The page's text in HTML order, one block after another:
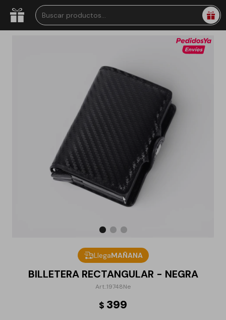
LlegaMAÑANA
BILLETERA RECTANGULAR - NEGRA
19748Ne
$ 399